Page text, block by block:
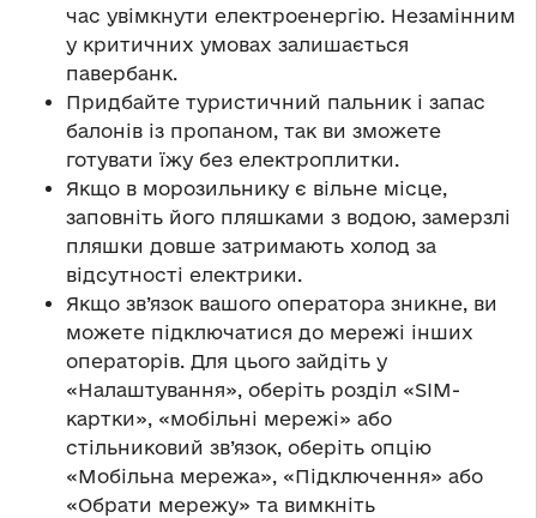
час увімкнути електроенергію. Незамінним
у критичних умовах залишається
павербанк.
Придбайте туристичний пальник і запас
балонів із пропаном, так ви зможете
готувати їжу без електроплитки.
Якщо в морозильнику є вільне місце,
заповніть його пляшками з водою, замерзлі
пляшки довше затримають холод за
відсутності електрики.
Якщо зв’язок вашого оператора зникне, ви
можете підключатися до мережі інших
операторів. Для цього зайдіть у
«Налаштування», оберіть розділ «SIM-
картки», «мобільні мережі» або
стільниковий зв’язок, оберіть опцію
«Мобільна мережа», «Підключення» або
«Обрати мережу» та вимкніть